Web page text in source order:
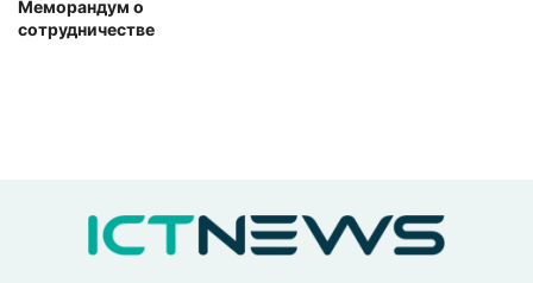
Меморандум о
сотрудничестве